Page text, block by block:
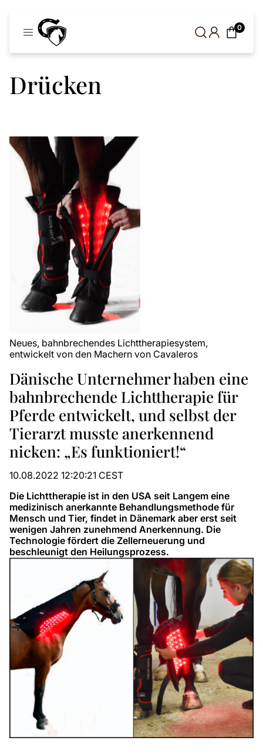
0
Drücken
Neues, bahnbrechendes Lichttherapiesystem,
entwickelt von den Machern von Cavaleros
Dänische Unternehmer haben eine
bahnbrechende Lichttherapie für
Pferde entwickelt, und selbst der
Tierarzt musste anerkennend
nicken: „Es funktioniert!“
10.08.2022 12:20:21 CEST
Die Lichttherapie ist in den USA seit Langem eine
medizinisch anerkannte Behandlungsmethode für
Mensch und Tier, findet in Dänemark aber erst seit
wenigen Jahren zunehmend Anerkennung. Die
Technologie fördert die Zellerneuerung und
beschleunigt den Heilungsprozess.